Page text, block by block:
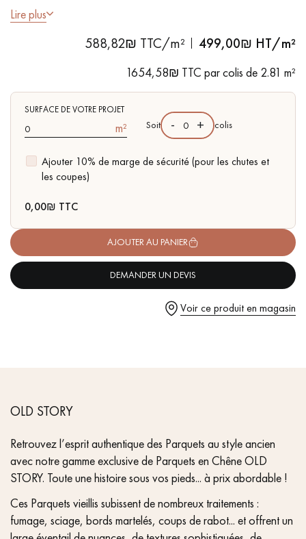
pas dans le choix et la pose de votre parquet.
Un expert Décoplus Parquets vous appelle
Demandez un rendez-vous personnalisé
- Lames largeur XL 19 cm
- Double fumage, Flashage en surface, Cérusé, Huilé
- Choix Authentic - Nœuds, gerces, fissures colmatées,
aubiers
- Couche d'usure de 4 mm, équivalente à un parquet massif
Lire plus
588,82₪ TTC/m² 499,00₪ HT/m²
1654,58₪ TTC par colis de 2.81 m²
SURFACE DE VOTRE PROJET
m²
Ajouter 10% de marge de sécurité (pour les chutes et
les coupes)
Soit - + colis
0,00₪ TTC
AJOUTER AU PANIER
DEMANDER UN DEVIS
Voir ce produit en magasin
OLD STORY
Retrouvez l’esprit authentique des Parquets au style ancien
avec notre gamme exclusive de Parquets en Chêne OLD
STORY. Toute une histoire sous vos pieds... à prix abordable !
Ces Parquets vieillis subissent de nombreux traitements :
fumage, sciage, bords martelés, coups de rabot... et offrent un